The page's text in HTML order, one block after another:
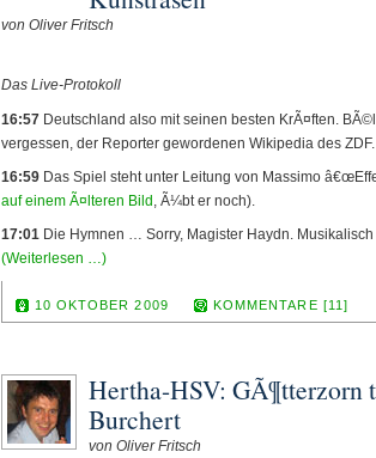
von Oliver Fritsch
Das Live-Protokoll
16:57 Deutschland also mit seinen besten KrÃ¤ften.
vergessen, der Reporter gewordenen Wikipedia des ZDF.
16:59 Das Spiel steht unter Leitung von Massimo
auf einem Ã¤lteren Bild , Ã¼bt er noch).
17:01 Die Hymnen … Sorry, Magister Haydn.
(Weiterlesen …)
10 OKTOBER 2009 KOMMENTARE [11]
Hertha-HSV: GÃ¶tterzorn
Burchert
von Oliver Fritsch